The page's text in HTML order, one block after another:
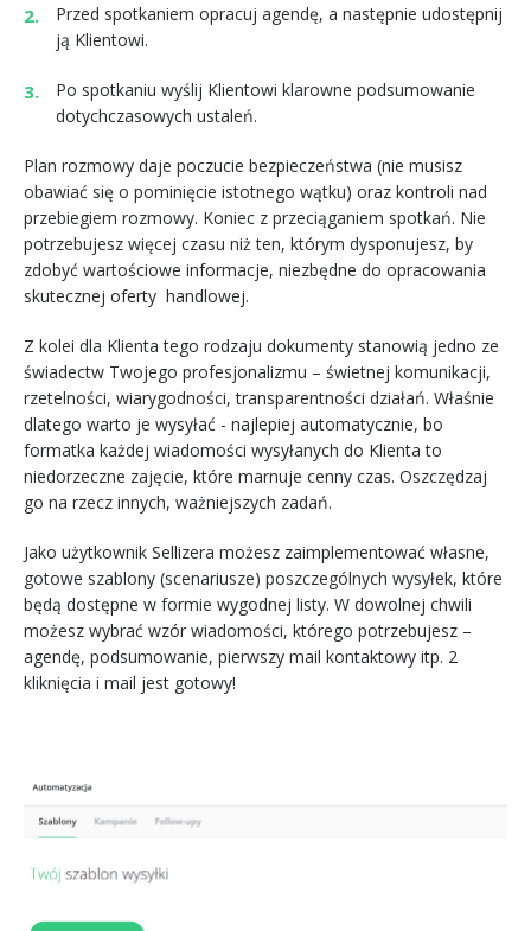
Przed spotkaniem opracuj agendę, a następnie udostępnij
ją Klientowi.
Po spotkaniu wyślij Klientowi klarowne podsumowanie
dotychczasowych ustaleń.
Plan rozmowy daje poczucie bezpieczeństwa (nie musisz
obawiać się o pominięcie istotnego wątku) oraz kontroli nad
przebiegiem rozmowy. Koniec z przeciąganiem spotkań. Nie
potrzebujesz więcej czasu niż ten, którym dysponujesz, by
zdobyć wartościowe informacje, niezbędne do opracowania
skutecznej oferty handlowej.
Z kolei dla Klienta tego rodzaju dokumenty stanowią jedno ze
świadectw Twojego profesjonalizmu – świetnej komunikacji,
rzetelności, wiarygodności, transparentności działań. Właśnie
dlatego warto je wysyłać - najlepiej automatycznie, bo
formatka każdej wiadomości wysyłanych do Klienta to
niedorzeczne zajęcie, które marnuje cenny czas. Oszczędzaj
go na rzecz innych, ważniejszych zadań.
Jako użytkownik Sellizera możesz zaimplementować własne,
gotowe szablony (scenariusze) poszczególnych wysyłek, które
będą dostępne w formie wygodnej listy. W dowolnej chwili
możesz wybrać wzór wiadomości, którego potrzebujesz –
agendę, podsumowanie, pierwszy mail kontaktowy itp. 2
kliknięcia i mail jest gotowy!